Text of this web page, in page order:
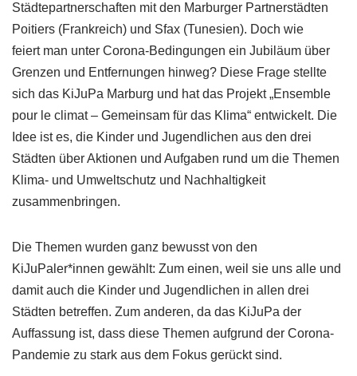
Städtepartnerschaften mit den Marburger Partnerstädten
Poitiers (Frankreich) und Sfax (Tunesien). Doch wie
feiert man unter Corona-Bedingungen ein Jubiläum über
Grenzen und Entfernungen hinweg? Diese Frage stellte
sich das KiJuPa Marburg und hat das Projekt „Ensemble
pour le climat – Gemeinsam für das Klima“ entwickelt. Die
Idee ist es, die Kinder und Jugendlichen aus den drei
Städten über Aktionen und Aufgaben rund um die Themen
Klima- und Umweltschutz und Nachhaltigkeit
zusammenbringen.
Die Themen wurden ganz bewusst von den
KiJuPaler*innen gewählt: Zum einen, weil sie uns alle und
damit auch die Kinder und Jugendlichen in allen drei
Städten betreffen. Zum anderen, da das KiJuPa der
Auffassung ist, dass diese Themen aufgrund der Corona-
Pandemie zu stark aus dem Fokus gerückt sind.